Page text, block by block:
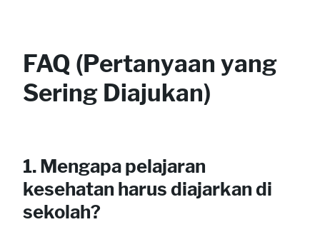
FAQ (Pertanyaan yang
Sering Diajukan)
1. Mengapa pelajaran
kesehatan harus diajarkan di
sekolah?